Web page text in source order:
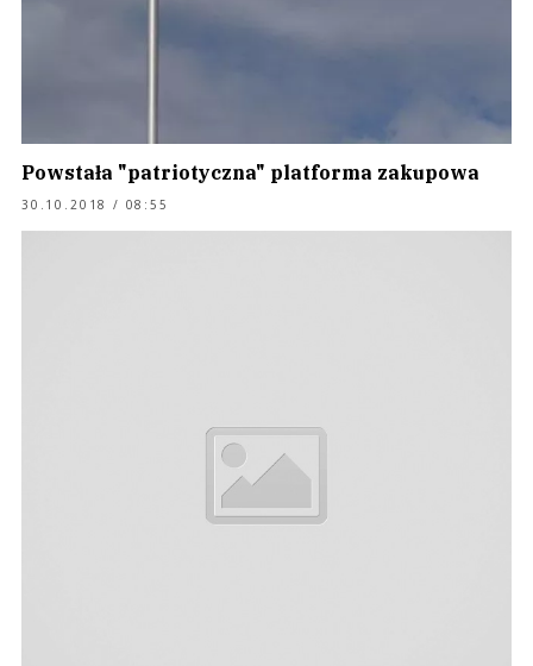
Powstała "patriotyczna" platforma zakupowa
30.10.2018 / 08:55